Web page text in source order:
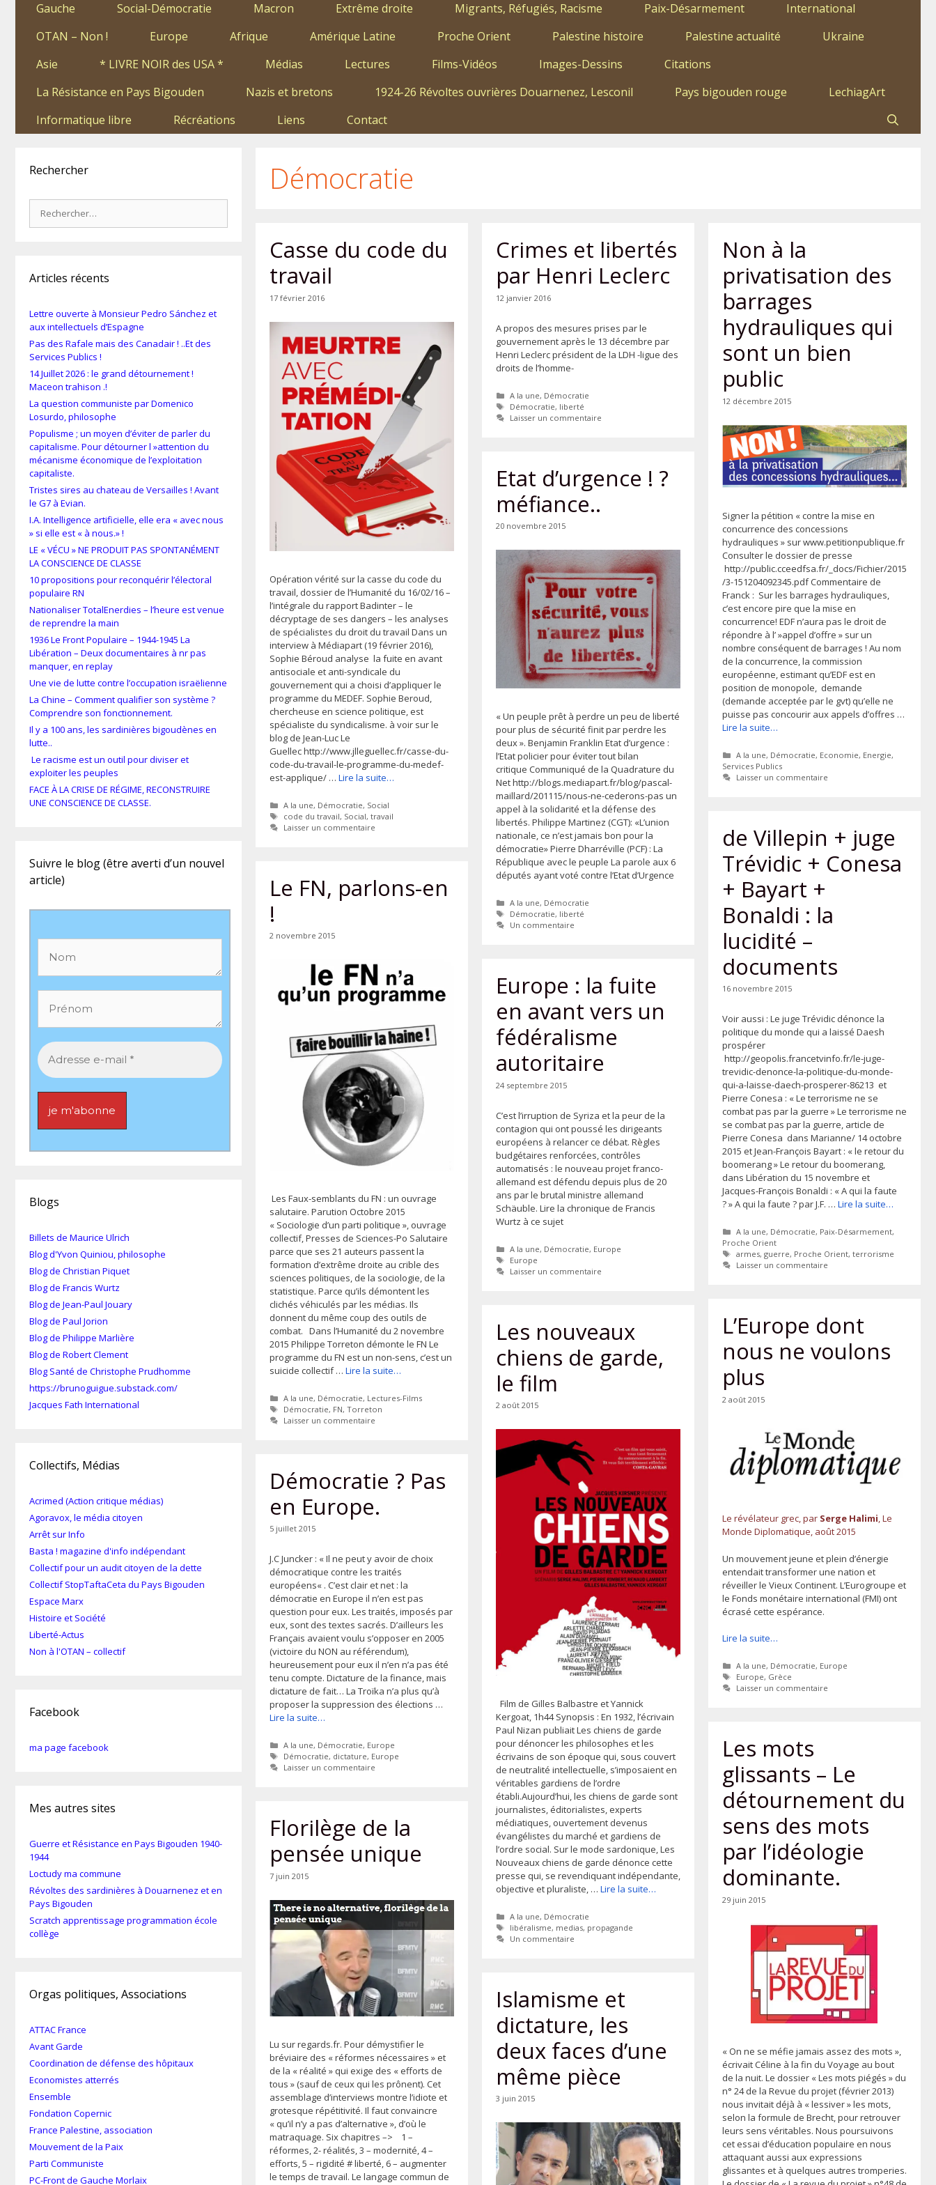
Gauche
Social-Démocratie Macron Extrême droite Migrants, Réfugiés, Racisme Paix-Désarmement
International
OTAN – Non !
Europe Afrique Amérique Latine Proche Orient Palestine histoire Palestine actualité
Ukraine
Asie
* LIVRE NOIR des USA * Médias Lectures Films-Vidéos Images-Dessins
Citations
La Résistance en Pays Bigouden
Nazis et bretons 1924-26 Révoltes ouvrières Douarnenez, Lesconil Pays bigouden rouge
LechiagArt
Informatique libre
Récréations Liens Contact
Démocratie
Casse du code du
travail
17 février 2016
Opération vérité sur la casse du code du
travail, dossier de l’Humanité du 16/02/16 –
l’intégrale du rapport Badinter – le
décryptage de ses dangers – les analyses
de spécialistes du droit du travail Dans un
interview à Médiapart (19 février 2016),
Sophie Béroud analyse la fuite en avant
antisociale et anti-syndicale du
gouvernement qui a choisi d’appliquer le
programme du MEDEF. Sophie Beroud,
chercheuse en science politique, est
spécialiste du syndicalisme. à voir sur le
blog de Jean-Luc Le
Guellec http://www.jlleguellec.fr/casse-du-
code-du-travail-le-programme-du-medef-
est-applique/ … Lire la suite…
Catégories
A la une, Démocratie, Social
Étiquettes
code du travail, Social, travail
Laisser un commentaire
Crimes et libertés
par Henri Leclerc
12 janvier 2016
A propos des mesures prises par le
gouvernement après le 13 décembre par
Henri Leclerc président de la LDH -ligue des
droits de l’homme-
Catégories
A la une, Démocratie
Étiquettes
Démocratie, liberté
Laisser un commentaire
Non à la
privatisation des
barrages
hydrauliques qui
sont un bien
public
12 décembre 2015
Signer la pétition « contre la mise en
concurrence des concessions
hydrauliques » sur www.petitionpublique.fr
Consulter le dossier de presse
http://public.cceedfsa.fr/_docs/Fichier/2015
/3-151204092345.pdf Commentaire de
Franck : Sur les barrages hydrauliques,
c’est encore pire que la mise en
concurrence! EDF n’aura pas le droit de
répondre à l’ »appel d’offre » sur un
nombre conséquent de barrages ! Au nom
de la concurrence, la commission
européenne, estimant qu’EDF est en
position de monopole, demande
(demande acceptée par le gvt) qu’elle ne
puisse pas concourir aux appels d’offres …
Lire la suite…
Catégories
A la une, Démocratie, Economie, Energie,
Services Publics
Laisser un commentaire
Etat d’urgence ! ?
méfiance..
20 novembre 2015
« Un peuple prêt à perdre un peu de liberté
pour plus de sécurité finit par perdre les
deux ». Benjamin Franklin Etat d’urgence :
l’Etat policier pour éviter tout bilan
critique Communiqué de la Quadrature du
Net http://blogs.mediapart.fr/blog/pascal-
maillard/201115/nous-ne-cederons-pas un
appel à la solidarité et la défense des
libertés. Philippe Martinez (CGT): «L’union
nationale, ce n’est jamais bon pour la
démocratie» Pierre Dharréville (PCF) : La
République avec le peuple La parole aux 6
députés ayant voté contre l’Etat d’Urgence
Catégories
A la une, Démocratie
Étiquettes
Démocratie, liberté
Un commentaire
de Villepin + juge
Trévidic + Conesa
+ Bayart +
Bonaldi : la
lucidité –
documents
16 novembre 2015
Voir aussi : Le juge Trévidic dénonce la
politique du monde qui a laissé Daesh
prospérer
http://geopolis.francetvinfo.fr/le-juge-
trevidic-denonce-la-politique-du-monde-
qui-a-laisse-daech-prosperer-86213 et
Pierre Conesa : « Le terrorisme ne se
combat pas par la guerre » Le terrorisme ne
se combat pas par la guerre, article de
Pierre Conesa dans Marianne/ 14 octobre
2015 et Jean-François Bayart : « le retour du
boomerang » Le retour du boomerang,
dans Libération du 15 novembre et
Jacques-François Bonaldi : « A qui la faute
? » A qui la faute ? par J.F. … Lire la suite…
Catégories
A la une, Démocratie, Paix-Désarmement,
Proche Orient
Étiquettes
armes, guerre, Proche Orient, terrorisme
Laisser un commentaire
Le FN, parlons-en
!
2 novembre 2015
Les Faux-semblants du FN : un ouvrage
salutaire. Parution Octobre 2015
« Sociologie d’un parti politique », ouvrage
collectif, Presses de Sciences-Po Salutaire
parce que ses 21 auteurs passent la
formation d’extrême droite au crible des
sciences politiques, de la sociologie, de la
statistique. Parce qu’ils démontent les
clichés véhiculés par les médias. Ils
donnent du même coup des outils de
combat. Dans l’Humanité du 2 novembre
2015 Philippe Torreton démonte le FN Le
programme du FN est un non-sens, c’est un
suicide collectif … Lire la suite…
Catégories
A la une, Démocratie, Lectures-Films
Étiquettes
Démocratie, FN, Torreton
Laisser un commentaire
Europe : la fuite
en avant vers un
fédéralisme
autoritaire
24 septembre 2015
C’est l’irruption de Syriza et la peur de la
contagion qui ont poussé les dirigeants
européens à relancer ce débat. Règles
budgétaires renforcées, contrôles
automatisés : le nouveau projet franco-
allemand est défendu depuis plus de 20
ans par le brutal ministre allemand
Schäuble. Lire la chronique de Francis
Wurtz à ce sujet
Catégories
A la une, Démocratie, Europe
Étiquettes
Europe
Laisser un commentaire
L’Europe dont
nous ne voulons
plus
2 août 2015
Le révélateur grec, par Serge Halimi , Le
Monde Diplomatique, août 2015
Un mouvement jeune et plein d’énergie
entendait transformer une nation et
réveiller le Vieux Continent. L’Eurogroupe et
le Fonds monétaire international (FMI) ont
écrasé cette espérance.
Lire la suite…
Catégories
A la une, Démocratie, Europe
Étiquettes
Europe, Grèce
Laisser un commentaire
Les nouveaux
chiens de garde,
le film
2 août 2015
Film de Gilles Balbastre et Yannick
Kergoat, 1h44 Synopsis : En 1932, l’écrivain
Paul Nizan publiait Les chiens de garde
pour dénoncer les philosophes et les
écrivains de son époque qui, sous couvert
de neutralité intellectuelle, s’imposaient en
véritables gardiens de l’ordre
établi.Aujourd’hui, les chiens de garde sont
journalistes, éditorialistes, experts
médiatiques, ouvertement devenus
évangélistes du marché et gardiens de
l’ordre social. Sur le mode sardonique, Les
Nouveaux chiens de garde dénonce cette
presse qui, se revendiquant indépendante,
objective et pluraliste, … Lire la suite…
Catégories
A la une, Démocratie
Étiquettes
libéralisme, medias, propagande
Un commentaire
Démocratie ? Pas
en Europe.
5 juillet 2015
J.C Juncker : « Il ne peut y avoir de choix
démocratique contre les traités
européens« . C’est clair et net : la
démocratie en Europe il n’en est pas
question pour eux. Les traités, imposés par
eux, sont des textes sacrés. D’ailleurs les
Français avaient voulu s’opposer en 2005
(victoire du NON au référendum),
heureusement pour eux il n’en n’a pas été
tenu compte. Dictature de la finance, mais
dictature de fait… La Troïka n’a plus qu’à
proposer la suppression des élections …
Lire la suite…
Catégories
A la une, Démocratie, Europe
Étiquettes
Démocratie, dictature, Europe
Laisser un commentaire
Les mots
glissants – Le
détournement du
sens des mots
par l’idéologie
dominante.
29 juin 2015
« On ne se méfie jamais assez des mots »,
écrivait Céline à la fin du Voyage au bout
de la nuit. Le dossier « Les mots piégés » du
n° 24 de la Revue du projet (février 2013)
nous invitait déjà à « lessiver » les mots,
selon la formule de Brecht, pour retrouver
leurs sens véritables. Nous poursuivons
cet essai d’éducation populaire en nous
attaquant aussi aux expressions
glissantes et à quelques autres tromperies.
Florilège de la
pensée unique
7 juin 2015
Lu sur regards.fr. Pour démystifier le
bréviaire des « réformes nécessaires » et
de la « réalité » qui exige des « efforts de
tous » (sauf de ceux qui les prônent). Cet
assemblage d’interviews montre l’idiote et
grotesque répétitivité. Il faut convaincre
« qu’il n’y a pas d’alternative », d’où le
matraquage. Six chapitres –> 1 –
réformes, 2- réalités, 3 – modernité, 4 –
efforts, 5 – rigidité # liberté, 6 – augmenter
le temps de travail. Le langage commun de
Islamisme et
dictature, les
deux faces d’une
même pièce
3 juin 2015
Rechercher
Articles récents
Lettre ouverte à Monsieur Pedro Sánchez et
aux intellectuels d’Espagne
Pas des Rafale mais des Canadair ! ..Et des
Services Publics !
14 Juillet 2026 : le grand détournement !
Maceon trahison .!
La question communiste par Domenico
Losurdo, philosophe
Populisme ; un moyen d’éviter de parler du
capitalisme. Pour détourner l »attention du
mécanisme économique de l’exploitation
capitaliste.
Tristes sires au chateau de Versailles ! Avant
le G7 à Evian.
I.A. Intelligence artificielle, elle era « avec nous
» si elle est « à nous.» !
LE « VÉCU » NE PRODUIT PAS SPONTANÉMENT
LA CONSCIENCE DE CLASSE
10 propositions pour reconquérir l’électoral
populaire RN
Nationaliser TotalEnerdies – l’heure est venue
de reprendre la main
1936 Le Front Populaire – 1944-1945 La
Libération – Deux documentaires à nr pas
manquer, en replay
Une vie de lutte contre l’occupation israëlienne
La Chine – Comment qualifier son système ?
Comprendre son fonctionnement.
Il y a 100 ans, les sardinières bigoudènes en
lutte..
Le racisme est un outil pour diviser et
exploiter les peuples
FACE À LA CRISE DE RÉGIME, RECONSTRUIRE
UNE CONSCIENCE DE CLASSE.
Suivre le blog (être averti d’un nouvel
article)
Blogs
Billets de Maurice Ulrich
Blog d'Yvon Quiniou, philosophe
Blog de Christian Piquet
Blog de Francis Wurtz
Blog de Jean-Paul Jouary
Blog de Paul Jorion
Blog de Philippe Marlière
Blog de Robert Clement
Blog Santé de Christophe Prudhomme
https://brunoguigue.substack.com/
Jacques Fath International
Collectifs, Médias
Acrimed (Action critique médias)
Agoravox, le média citoyen
Arrêt sur Info
Basta ! magazine d'info indépendant
Collectif pour un audit citoyen de la dette
Collectif StopTaftaCeta du Pays Bigouden
Espace Marx
Histoire et Société
Liberté-Actus
Non à l'OTAN – collectif
Facebook
ma page facebook
Mes autres sites
Guerre et Résistance en Pays Bigouden 1940-
1944
Loctudy ma commune
Révoltes des sardinières à Douarnenez et en
Pays Bigouden
Scratch apprentissage programmation école
collège
Orgas politiques, Associations
ATTAC France
Avant Garde
Coordination de défense des hôpitaux
Economistes atterrés
Ensemble
Fondation Copernic
France Palestine, association
Mouvement de la Paix
Parti Communiste
PC-Front de Gauche Morlaix